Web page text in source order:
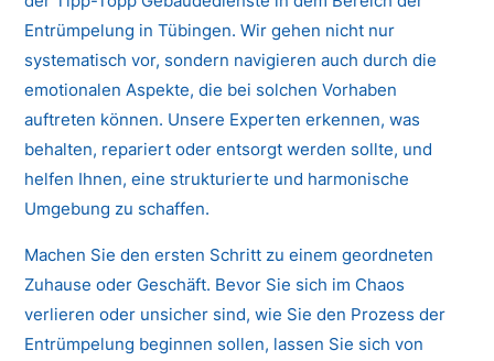
Entrümpelung in Tübingen. Wir gehen nicht nur
systematisch vor, sondern navigieren auch durch die
emotionalen Aspekte, die bei solchen Vorhaben
auftreten können. Unsere Experten erkennen, was
behalten, repariert oder entsorgt werden sollte, und
helfen Ihnen, eine strukturierte und harmonische
Umgebung zu schaffen.
Machen Sie den ersten Schritt zu einem geordneten
Zuhause oder Geschäft. Bevor Sie sich im Chaos
verlieren oder unsicher sind, wie Sie den Prozess der
Entrümpelung beginnen sollen, lassen Sie sich von